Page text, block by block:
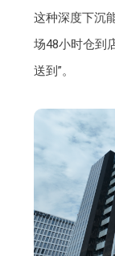
这种深度下沉
场48小时仓到
送到”。